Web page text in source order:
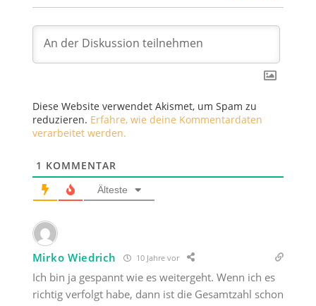
Diese Website verwendet Akismet, um Spam zu
reduzieren. Erfahre, wie deine Kommentardaten
verarbeitet werden.
1 KOMMENTAR
Älteste
Mirko Wiedrich 10 Jahre vor
Ich bin ja gespannt wie es weitergeht. Wenn ich es
richtig verfolgt habe, dann ist die Gesamtzahl schon